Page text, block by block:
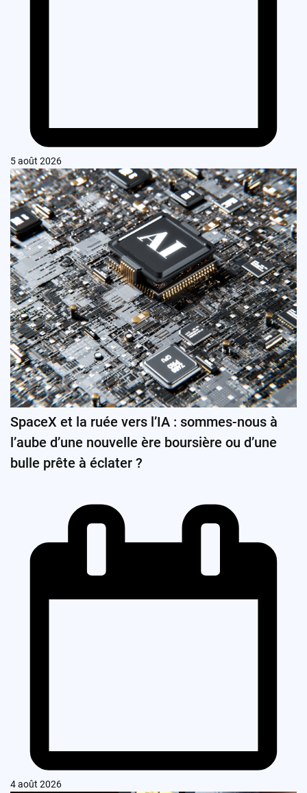
5 août 2026
SpaceX et la ruée vers l’IA : sommes-nous à
l’aube d’une nouvelle ère boursière ou d’une
bulle prête à éclater ?
4 août 2026